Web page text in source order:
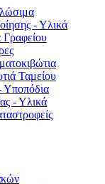
- Υλικά
Γραφείου
Ταμείου
Υποπόδια
- Υλικά